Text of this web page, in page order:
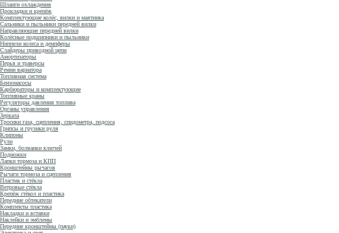
Шланги охлаждения
Прокладки и крепёж
Комплектующие колёс, вилки и маятника
Сальники и пыльники передней вилки
Направляющие передней вилки
Колёсные подшипники и пыльники
Ниппели колеса и демпферы
Слайдеры приводной цепи
Амортизаторы
Перья и траверсы
Ремни вариатора
Топливная система
Бензонасосы
Карбюраторы и комплектующие
Топливные краны
Регуляторы давления топлива
Органы управления
Зеркала
Тросики газа, сцепления, спидометра, подсоса
Грипсы и грузики руля
Клипоны
Рули
Замки, болванки ключей
Подножки
Лапки тормоза и КПП
Кронштейны рычагов
Рычаги тормоза и сцепления
Пластик и стёкла
Ветровые стёкла
Крепёж стёкол и пластика
Передние обтекатели
Комплекты пластика
Накладки и вставки
Наклейки и эмблемы
Передние кронштейны (пауки)